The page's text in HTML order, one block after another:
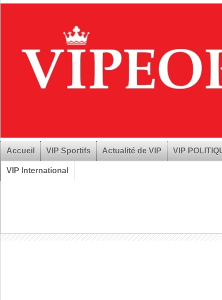
Accueil VIP Sportifs Actualité de VIP VIP
VIP International